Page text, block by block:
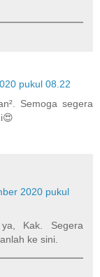
pukul 08.22
Semoga segera
2020 pukul
Kak. Segera
ke sini.